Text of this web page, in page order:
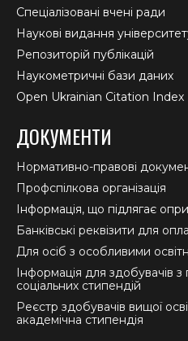
Спеціалізовані вчені ради
Наукові видання
Репозиторій публікацій
Наукометричні бази даних
Open Ukrainian Citation Index
ДОКУМЕНТИ
Нормативно-правові
Профспілкова організація
Інформація, що підлягає
Банківські реквізити для
Для осіб з особливими
Інформація для здобувачів
соціальних стипендій
Реєстр здобувачів вищої
академічна стипендія